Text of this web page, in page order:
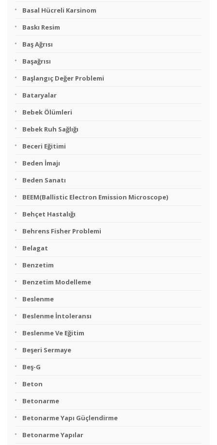
Basal Hücreli Karsinom
Baskı Resim
Baş Ağrısı
Başağrısı
Başlangıç Değer Problemi
Bataryalar
Bebek Ölümleri
Bebek Ruh Sağlığı
Beceri Eğitimi
Beden İmajı
Beden Sanatı
BEEM(Ballistic Electron Emission Microscope)
Behçet Hastalığı
Behrens Fisher Problemi
Belagat
Benzetim
Benzetim Modelleme
Beslenme
Beslenme İntoleransı
Beslenme Ve Eğitim
Beşeri Sermaye
Beş-G
Beton
Betonarme
Betonarme Yapı Güçlendirme
Betonarme Yapılar